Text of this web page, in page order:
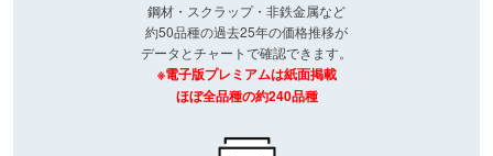
鋼材・スクラップ・非鉄金属など
約50品種の過去25年の価格推移が
データとチャートで確認できます。
※電子版プレミアムは紙面掲載
ほぼ全品種の約240品種